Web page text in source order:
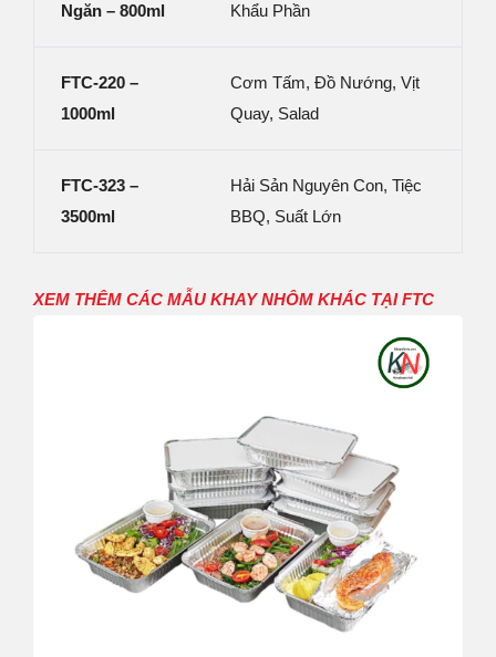
Ngăn – 800ml
Khẩu Phần
FTC-220 –
1000ml
Cơm Tấm, Đồ Nướng, Vịt
Quay, Salad
FTC-323 –
3500ml
Hải Sản Nguyên Con, Tiệc
BBQ, Suất Lớn
XEM THÊM CÁC MẪU KHAY NHÔM KHÁC TẠI FTC